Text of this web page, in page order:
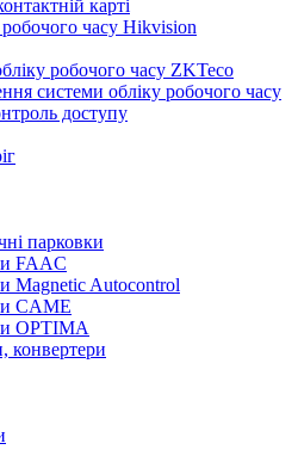
карті
часу Hikvision
робочого часу ZKTeco
системи обліку робочого часу
доступу
парковки
FAAC
Magnetic Autocontrol
CAME
OPTIMA
конвертери